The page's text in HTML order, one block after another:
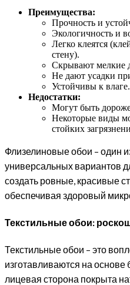
Преимущества:
Прочность и
Экологичность и
Легко клеятся
стену).
Скрывают мелкие
Не дают усадки
Устойчивы к влаге.
Недостатки:
Могут быть
Некоторые виды
стойких
Флизелиновые обои – один
универсальных вариантов
создать ровные, красивые
обеспечивая здоровый
Текстильные обои:
Текстильные обои – это
изготавливаются на
лицевая сторона покрыта